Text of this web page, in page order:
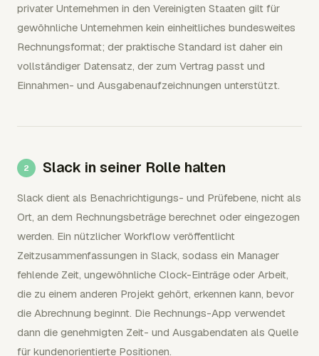
privater Unternehmen in den Vereinigten Staaten gilt für
gewöhnliche Unternehmen kein einheitliches bundesweites
Rechnungsformat; der praktische Standard ist daher ein
vollständiger Datensatz, der zum Vertrag passt und
Einnahmen- und Ausgabenaufzeichnungen unterstützt.
Slack in seiner Rolle halten
Slack dient als Benachrichtigungs- und Prüfebene, nicht als
Ort, an dem Rechnungsbeträge berechnet oder eingezogen
werden. Ein nützlicher Workflow veröffentlicht
Zeitzusammenfassungen in Slack, sodass ein Manager
fehlende Zeit, ungewöhnliche Clock-Einträge oder Arbeit,
die zu einem anderen Projekt gehört, erkennen kann, bevor
die Abrechnung beginnt. Die Rechnungs-App verwendet
dann die genehmigten Zeit- und Ausgabendaten als Quelle
für kundenorientierte Positionen.